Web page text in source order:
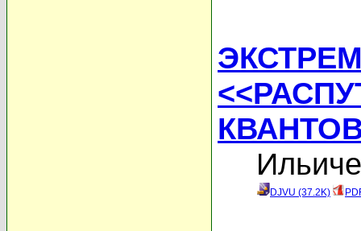
DJVU (37.2K)